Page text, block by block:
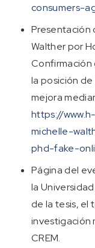
consumers-
Presentación
Walther por
Confirmación
la posición
mejora
https://
michelle-
phd-fake-
Página del
la
de la tesis, el
investigación
CREM.